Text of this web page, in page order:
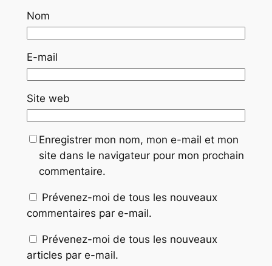
Nom
E-mail
Site web
Enregistrer mon nom, mon e-mail et mon
site dans le navigateur pour mon prochain
commentaire.
Prévenez-moi de tous les nouveaux
commentaires par e-mail.
Prévenez-moi de tous les nouveaux
articles par e-mail.